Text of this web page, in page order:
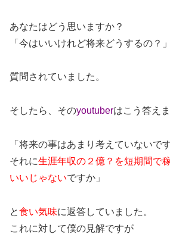
あなたはどう思いますか？
「今はいいけれど将来どうするの？
質問されていました。
そしたら、そのyoutuberはこう答えま
「将来の事はあまり考えていないです
それに生涯年収の２億？を短期間で
いいじゃないですか」
と食い気味に返答していました。
これに対して僕の見解ですが